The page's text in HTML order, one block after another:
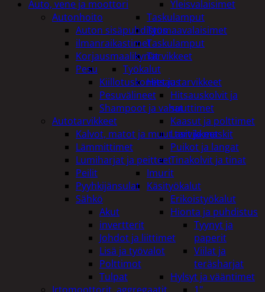
Yleisvalaisimet
Taskulamput
Työmaavalaisimet
Taskulamput
Tarvikkeet
Työkalut
Hitsaus
Hitsauskolvit ja
suuttimet
Kaasut ja polttimet
Lasit ja maskit
Puikot ja langat
Tinakolvit ja tinat
Imurit
Käsityökalut
Erikoistyökalut
Hionta ja puhdistus
Tyynyt ja
paperit
Viilat ja
teräsharjat
Hylsyt ja vääntimet
Auto, vene ja moottori
Autonhoito
Auton sisäpuhdistus
ilmanraikastimet
Korjausmaalikynät
Pesu
Kiillotuskoneet ja tarvikkeet
Pesuvälineet
Shampoot ja vahat
Autotarvikkeet
Kalvot, matot ja muut tarvikkeet
Lämmittimet
Lumiharjat ja peitteet
Peilit
Pyyhkijänsulat
Sähkö
Akut
invertterit
Johdot ja liittimet
Lisä ja työvalot
Polttimot
Tulpat